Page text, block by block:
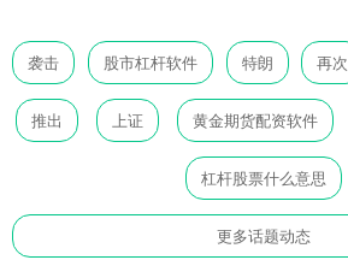
袭击 股市杠杆软件 特朗 再次
推出 上证 黄金期货配资软件
杠杆股票什么意思
更多话题动态